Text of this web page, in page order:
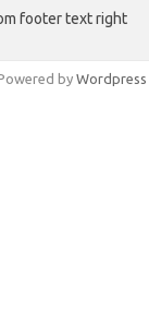
footer text right
by Wordpress